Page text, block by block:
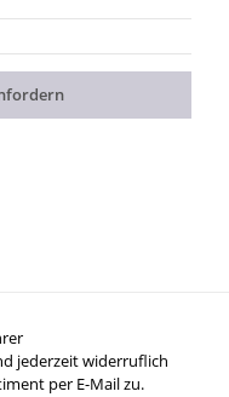
jederzeit widerruflich
per E-Mail zu.